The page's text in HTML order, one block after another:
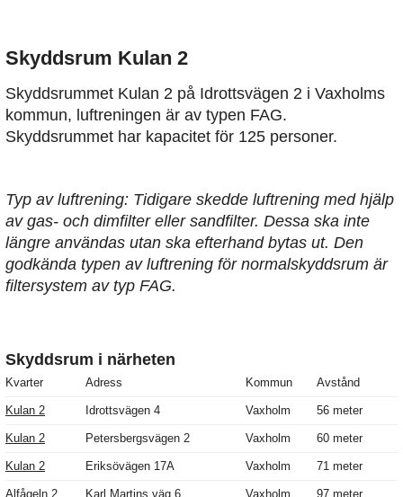
Skyddsrum Kulan 2
Skyddsrummet Kulan 2 på Idrottsvägen 2 i Vaxholms
kommun, luftreningen är av typen FAG.
Skyddsrummet har kapacitet för 125 personer.
Typ av luftrening: Tidigare skedde luftrening med hjälp
av gas- och dimfilter eller sandfilter. Dessa ska inte
längre användas utan ska efterhand bytas ut. Den
godkända typen av luftrening för normalskyddsrum är
filtersystem av typ FAG.
Skyddsrum i närheten
Kvarter Adress Kommun Avstånd
Kulan 2 Idrottsvägen 4 Vaxholm 56 meter
Kulan 2 Petersbergsvägen 2 Vaxholm 60 meter
Kulan 2 Eriksövägen 17A Vaxholm 71 meter
Alfågeln 2 Karl Martins väg 6 Vaxholm 97 meter